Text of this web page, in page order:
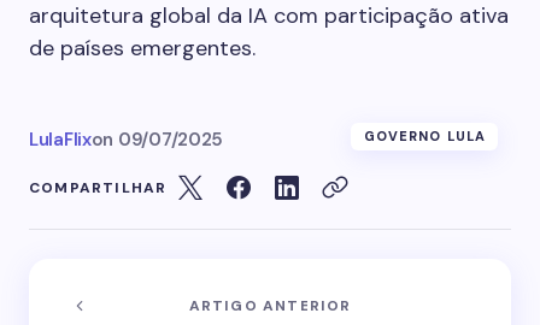
arquitetura global da IA com participação ativa
de países emergentes.
LulaFlixon 09/07/2025 GOVERNO LULA
COMPARTILHAR
ARTIGO ANTERIOR